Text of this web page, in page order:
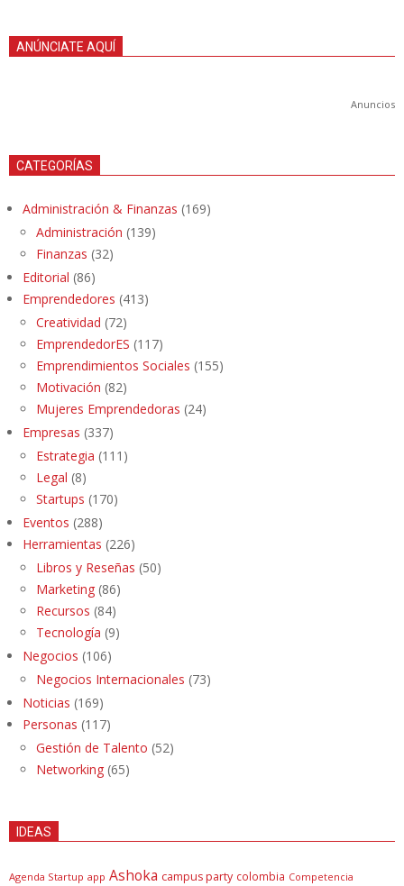
ANÚNCIATE AQUÍ
Anuncios
CATEGORÍAS
Administración & Finanzas (169)
Administración (139)
Finanzas (32)
Editorial (86)
Emprendedores (413)
Creatividad (72)
EmprendedorES (117)
Emprendimientos Sociales (155)
Motivación (82)
Mujeres Emprendedoras (24)
Empresas (337)
Estrategia (111)
Legal (8)
Startups (170)
Eventos (288)
Herramientas (226)
Libros y Reseñas (50)
Marketing (86)
Recursos (84)
Tecnología (9)
Negocios (106)
Negocios Internacionales (73)
Noticias (169)
Personas (117)
Gestión de Talento (52)
Networking (65)
IDEAS
Agenda Startup app Ashoka campus party colombia Competencia